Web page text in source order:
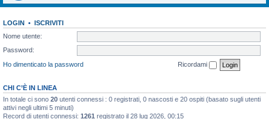
LOGIN • ISCRIVITI
Nome utente:
Password:
Ho dimenticato la password
Ricordami
CHI C’È IN LINEA
In totale ci sono 20 utenti connessi : 0 registrati, 0 nascosti e 20 ospiti (basato sugli utenti
attivi negli ultimi 5 minuti)
Record di utenti connessi: 1261 registrato il 28 lug 2026, 00:15